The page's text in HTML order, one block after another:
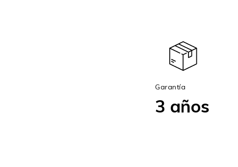
Garantía
3 años